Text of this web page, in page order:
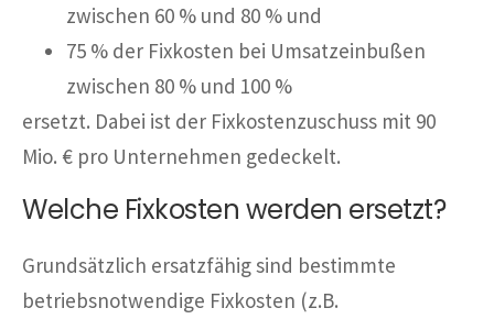
zwischen 60 % und 80 % und
75 % der Fixkosten bei Umsatzeinbußen
zwischen 80 % und 100 %
ersetzt. Dabei ist der Fixkostenzuschuss mit 90
Mio. € pro Unternehmen gedeckelt.
Welche Fixkosten werden ersetzt?
Grundsätzlich ersatzfähig sind bestimmte
betriebsnotwendige Fixkosten (z.B.